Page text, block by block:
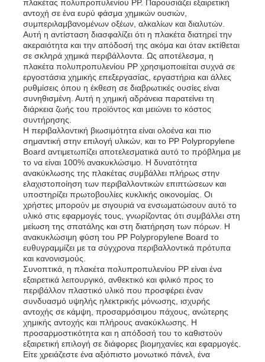
Όλες οι περιπτώσεις
Ζητήστε ένα απόσπασμα
Πλαστικός πίνακας PP
Διαφημιστική πινακίδα PP
Πλαστικό φύλλο PP
Διοικητικό συμβούλιο
Φύλλο πολυπροπυλενίου επιβραδυντικό φλόγας
Κοίλος πίνακας κατασκευής PP
Φύλλο τοίχου PP
φύλλο πολυπροπυλενίου
πλακέτας πολυπροπυλενίου PP. Παρουσιάζει εξαιρετική
αντοχή σε ένα ευρύ φάσμα χημικών ουσιών,
συμπεριλαμβανομένων οξέων, αλκαλίων και διαλυτών.
Αυτή η αντίσταση διασφαλίζει ότι η πλακέτα διατηρεί την
ακεραιότητα και την απόδοσή της ακόμα και όταν εκτίθεται
σε σκληρά χημικά περιβάλλοντα. Ως αποτέλεσμα, η
πλακέτα πολυπροπυλενίου PP χρησιμοποιείται συχνά σε
εργοστάσια χημικής επεξεργασίας, εργαστήρια και άλλες
ρυθμίσεις όπου η έκθεση σε διαβρωτικές ουσίες είναι
συνηθισμένη. Αυτή η χημική αδράνεια παρατείνει τη
διάρκεια ζωής του προϊόντος και μειώνει το κόστος
συντήρησης.
Η περιβαλλοντική βιωσιμότητα είναι ολοένα και πιο
σημαντική στην επιλογή υλικών, και το PP Polypropylene
Board αντιμετωπίζει αποτελεσματικά αυτό το πρόβλημα με
το να είναι 100% ανακυκλώσιμο. Η δυνατότητα
ανακύκλωσης της πλακέτας συμβάλλει πλήρως στην
ελαχιστοποίηση των περιβαλλοντικών επιπτώσεων και
υποστηρίζει πρωτοβουλίες κυκλικής οικονομίας. Οι
χρήστες μπορούν με σιγουριά να ενσωματώσουν αυτό το
υλικό στις εφαρμογές τους, γνωρίζοντας ότι συμβάλλει στη
μείωση της σπατάλης και στη διατήρηση των πόρων. Η
ανακυκλώσιμη φύση του PP Polypropylene Board το
ευθυγραμμίζει με τα σύγχρονα περιβαλλοντικά πρότυπα
και κανονισμούς.
Συνοπτικά, η πλακέτα πολυπροπυλενίου PP είναι ένα
εξαιρετικά λειτουργικό, ανθεκτικό και φιλικό προς το
περιβάλλον πλαστικό υλικό που προσφέρει έναν
συνδυασμό υψηλής ηλεκτρικής μόνωσης, ισχυρής
αντοχής σε κάμψη, προσαρμόσιμου πάχους, ανώτερης
χημικής αντοχής και πλήρους ανακύκλωσης. Η
προσαρμοστικότητα και η απόδοσή του το καθιστούν
εξαιρετική επιλογή σε διάφορες βιομηχανίες και εφαρμογές.
Είτε χρειάζεστε ένα αξιόπιστο μονωτικό πάνελ, ένα